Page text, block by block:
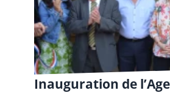
Inauguration de